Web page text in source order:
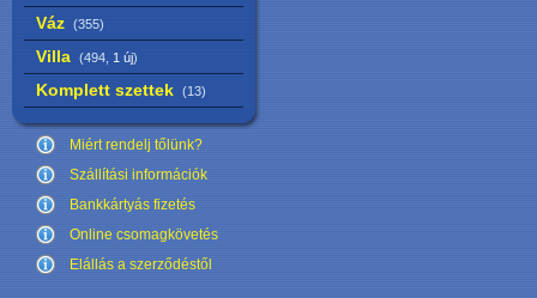
Váz (355)
Villa (494, 1 új)
Komplett szettek (13)
Miért rendelj tőlünk?
Szállítási információk
Bankkártyás fizetés
Online csomagkövetés
Elállás a szerződéstől